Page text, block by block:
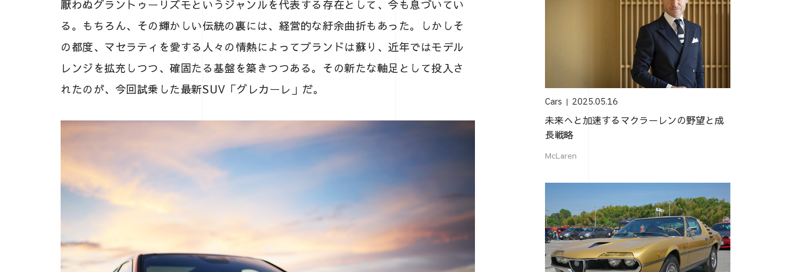
厭わぬグラントゥーリズモというジャンルを代表する存在として、今も息づいてい
る。もちろん、その輝かしい伝統の裏には、経営的な紆余曲折もあった。しかしそ
の都度、マセラティを愛する人々の情熱によってブランドは蘇り、近年ではモデル
レンジを拡充しつつ、確固たる基盤を築きつつある。その新たな軸足として投入さ
れたのが、今回試乗した最新SUV「グレカーレ」だ。
Cars 2025.05.16
未来へと加速するマクラーレンの野望と成
長戦略
McLaren